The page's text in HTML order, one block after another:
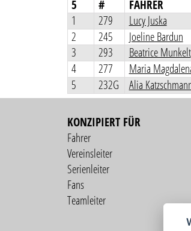
5
# FAHRER
1
279 Lucy Juska
2
245 Joeline Bardun
3
293 Beatrice Munkelt
4
277 Maria
5
232G Alia
KONZIPIERT FÜR
Fahrer
Vereinsleiter
Serienleiter
Fans
Teamleiter